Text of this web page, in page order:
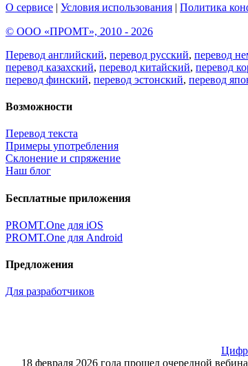
О сервисе | Условия использования | Политика
© ООО «ПРОМТ», 2010 - 2026
Перевод английский, перевод русский, перевод
перевод казахский, перевод китайский, перевод
перевод финский, перевод эстонский, перевод
Возможности
Перевод текста
Примеры употребления
Склонение и спряжение
Наш блог
Бесплатные приложения
PROMT.One для iOS
PROMT.One для Android
Предложения
Для разработчиков
18 февраля 2026 года прошел очередной